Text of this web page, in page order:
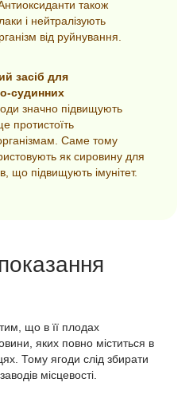
також
і нейтралізують
від руйнування.
засіб для
судинних
значно підвищують
протистоїть
Саме тому
як сировину для
що підвищують імунітет.
що в її плодах
яких повно міститься в
Тому ягоди слід збирати
місцевості.